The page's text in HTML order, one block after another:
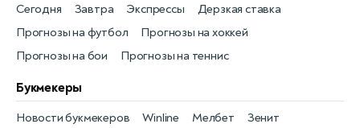
Прогнозы на футбол
Сегодня
Прогнозы на хоккей
Завтра
Прогнозы на бои
Экспрессы
Прогнозы на теннис
Дерзкая ставка
Букмекеры
Новости букмекеров
Winline
Мелбет
Зенит